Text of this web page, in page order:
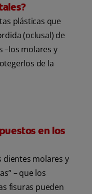
plásticas que
(oclusal) de
–los molares y
de la
en los
dientes molares y
– que los
fisuras pueden